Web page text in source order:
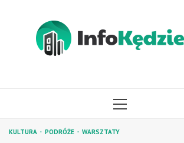
PRIMARY
KULTURA PODRÓŻE WARSZTATY